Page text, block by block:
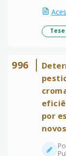
Tese
996
por